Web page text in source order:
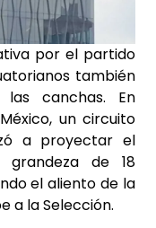
por el partido
también
canchas. En
un circuito
a proyectar el
grandeza de 18
el aliento de la
a la Selección.